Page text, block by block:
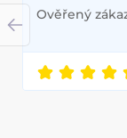
Ověřený